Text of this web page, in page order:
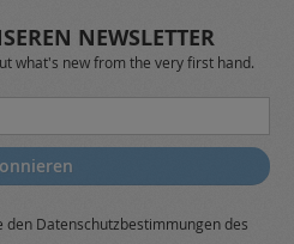
NEWSLETTER
what's new from the very first hand.
den Datenschutzbestimmungendes